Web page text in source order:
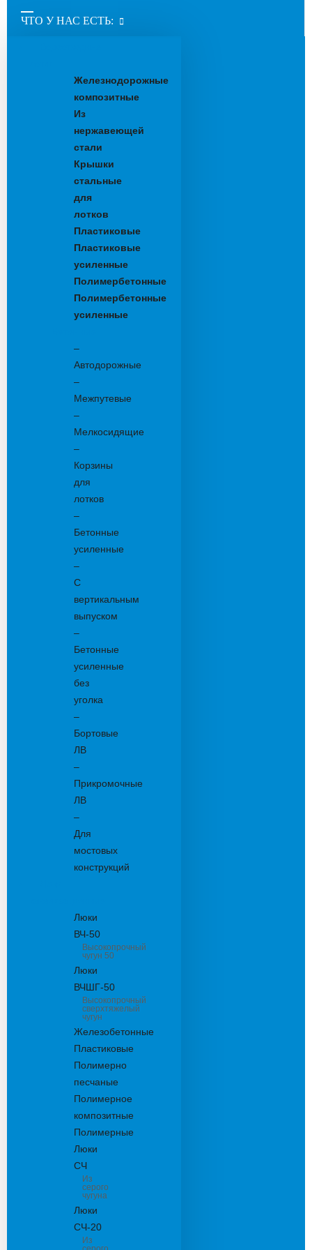
ЧТО У НАС ЕСТЬ:
Железнодорожные
композитные
Из
нержавеющей
стали
Крышки
стальные
для
лотков
Пластиковые
Пластиковые
усиленные
Полимербетонные
Полимербетонные
усиленные
–
Автодорожные
–
Межпутевые
–
Мелкосидящие
–
Корзины
для
лотков
–
Бетонные
усиленные
–
С
вертикальным
выпуском
–
Бетонные
усиленные
без
уголка
–
Бортовые
ЛВ
–
Прикромочные
ЛВ
–
Для
мостовых
конструкций
Люки
ВЧ-50
Высокопрочный
чугун 50
Люки
ВЧШГ-50
Высокопрочный
сверхтяжелый
чугун
Железобетонные
Пластиковые
Полимерно
песчаные
Полимерное
композитные
Полимерные
Люки
СЧ
Из
серого
чугуна
Люки
СЧ-20
Из